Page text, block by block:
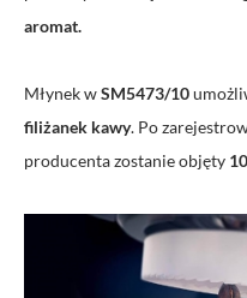
aromat.
Młynek wSM5473/10
filiżanek kawy. Po
producenta zostanie objęty